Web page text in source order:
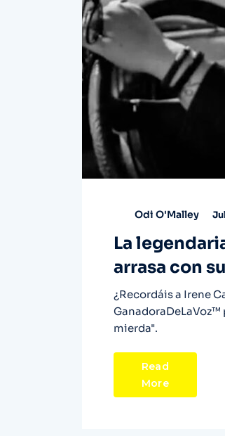
Odi O'Malley
La
arrasa con
¿Recordáis a Irene
GanadoraDeLaVoz™
mierda".
Read
More